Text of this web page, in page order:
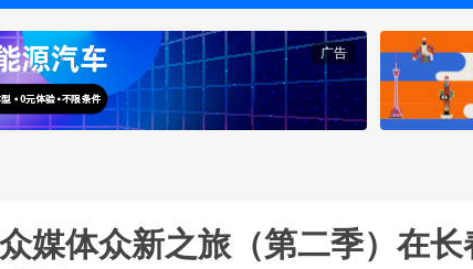
广告
媒体众新之旅（第二季）在长